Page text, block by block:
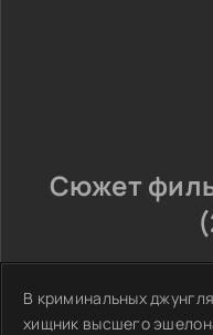
Сюжет
В криминальных
хищник высшего